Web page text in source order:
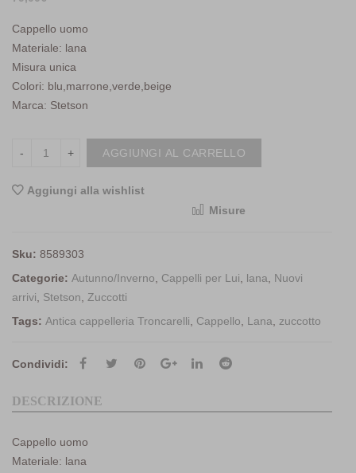
Cappello uomo
Materiale: lana
Misura unica
Colori: blu,marrone,verde,beige
Marca: Stetson
AGGIUNGI AL CARRELLO
Aggiungi alla wishlist
Misure
Sku: 8589303
Categorie: Autunno/Inverno, Cappelli per Lui, lana, Nuovi
arrivi, Stetson, Zuccotti
Tags: Antica cappelleria Troncarelli, Cappello, Lana, zuccotto
Condividi:
DESCRIZIONE
Cappello uomo
Materiale: lana